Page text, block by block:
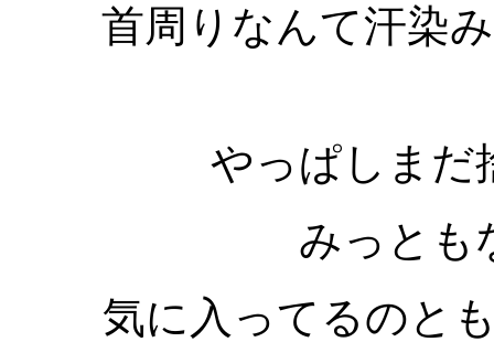
首周りなんて汗染
やっぱしまだ
みっとも
気に入ってるのと